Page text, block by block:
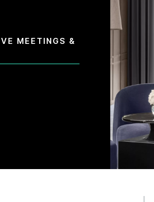
MEETINGS &